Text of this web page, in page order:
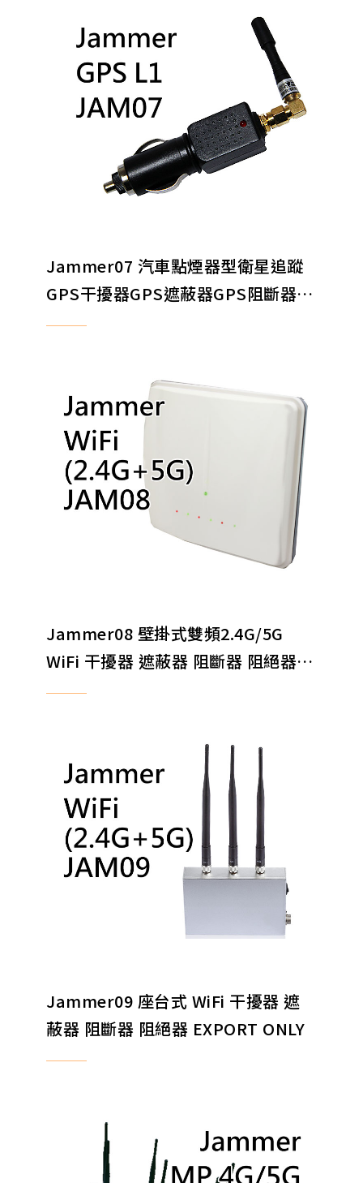
Jammer07 汽車點煙器型衛星追蹤
GPS干擾器GPS遮蔽器GPS阻斷器
GPS阻絕器 EXPORT ONLY
Jammer08 壁掛式雙頻2.4G/5G
WiFi 干擾器 遮蔽器 阻斷器 阻絕器
EXPORT ONLY
Jammer09 座台式 WiFi 干擾器 遮
蔽器 阻斷器 阻絕器 EXPORT ONLY